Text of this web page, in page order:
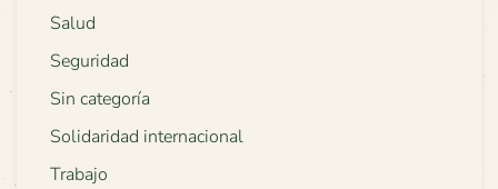
Salud
Seguridad
Sin categoría
Solidaridad internacional
Trabajo